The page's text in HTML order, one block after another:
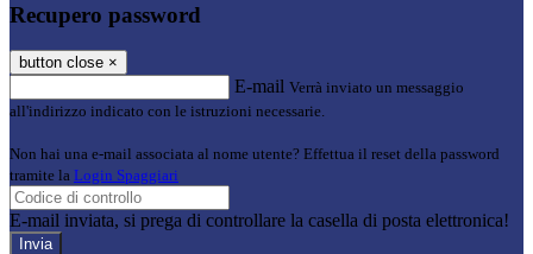
Recupero password
button close ×
E-mail Verrà inviato un messaggio
all'indirizzo indicato con le istruzioni necessarie.
Non hai una e-mail associata al nome utente? Effettua il reset della password
tramite la Login Spaggiari
E-mail inviata, si prega di controllare la casella di posta elettronica!